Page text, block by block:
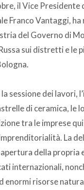
il Vice Presidente
Franco Vantaggi,
del Governo di
sui distretti e le
sessione dei lavori,
di ceramica, le
tra le imprese
La
della propria
internazionali,
enormi risorse